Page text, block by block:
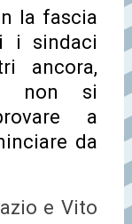
la fascia
i sindaci
ancora,
non si
a
da
e Vito